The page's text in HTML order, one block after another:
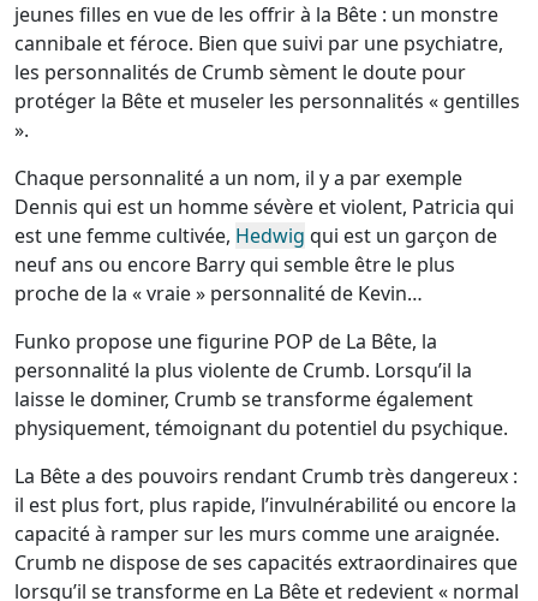
jeunes filles en vue de les offrir à la Bête : un monstre
cannibale et féroce. Bien que suivi par une psychiatre,
les personnalités de Crumb sèment le doute pour
protéger la Bête et museler les personnalités « gentilles
».
Chaque personnalité a un nom, il y a par exemple
Dennis qui est un homme sévère et violent, Patricia qui
est une femme cultivée, Hedwig qui est un garçon de
neuf ans ou encore Barry qui semble être le plus
proche de la « vraie » personnalité de Kevin…
Funko propose une figurine POP de La Bête, la
personnalité la plus violente de Crumb. Lorsqu’il la
laisse le dominer, Crumb se transforme également
physiquement, témoignant du potentiel du psychique.
La Bête a des pouvoirs rendant Crumb très dangereux :
il est plus fort, plus rapide, l’invulnérabilité ou encore la
capacité à ramper sur les murs comme une araignée.
Crumb ne dispose de ses capacités extraordinaires que
lorsqu’il se transforme en La Bête et redevient « normal